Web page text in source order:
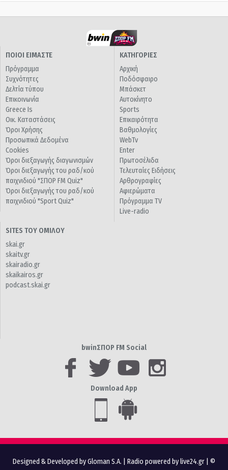
ΠΟΙΟΙ ΕΙΜΑΣΤΕ
Πρόγραμμα
Συχνότητες
Δελτία τύπου
Επικοινωνία
Greece Is
Οικ. Καταστάσεις
Όροι Χρήσης
Προσωπικά Δεδομένα
Cookies
Όροι διεξαγωγής διαγωνισμών
Όροι διεξαγωγής του ραδ/κού
παιχνιδιού "ΣΠΟΡ FM Quiz"
Όροι διεξαγωγής του ραδ/κού
παιχνιδιού "Sport Quiz"
ΚΑΤΗΓΟΡΙΕΣ
Αρχική
Ποδόσφαιρο
Μπάσκετ
Αυτοκίνητο
Sports
Επικαιρότητα
Βαθμολογίες
WebTv
Enter
Πρωτοσέλιδα
Τελευταίες Ειδήσεις
Αρθρογραφίες
Αφιερώματα
Πρόγραμμα TV
Live-radio
SITES ΤΟΥ ΟΜΙΛΟΥ
skai.gr
skaitv.gr
skairadio.gr
skaikairos.gr
podcast.skai.gr
bwinΣΠΟΡ FM Social
Download App
Designed & Developed by Gloman S.A. Radio powered by live24.gr | ©